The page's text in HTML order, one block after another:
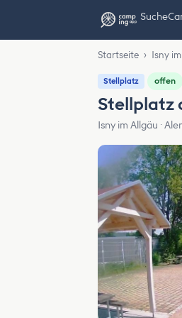
Suche
Startseite › Isny
Stellplatz offen
Stellplatz
Isny im Allgäu ·